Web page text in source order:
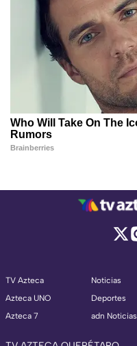
TV Azteca
Azteca UNO
Azteca 7
Noticias
Deportes
adn Noticias